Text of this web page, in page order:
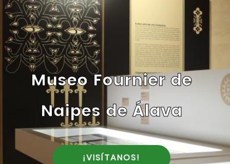
Museo Fournier de
Naipes de Álava
¡VISÍTANOS!